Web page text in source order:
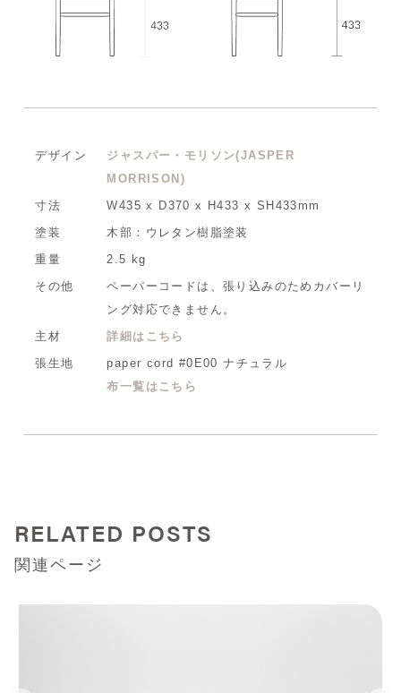
デザイン
ジャスパー・モリソン(JASPER
MORRISON)
寸法
W435 x D370 x H433 x SH433mm
塗装
木部：ウレタン樹脂塗装
重量
2.5 kg
その他
ペーパーコードは、張り込みのためカバーリ
ング対応できません。
主材
詳細はこちら
張生地
paper cord #0E00 ナチュラル
布一覧はこちら
RELATED POSTS
関連ページ